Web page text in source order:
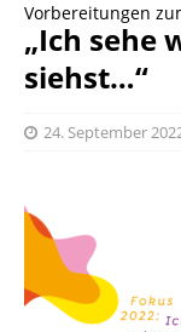
Vorbereitungen
„Ich sehe
siehst…“
24. September